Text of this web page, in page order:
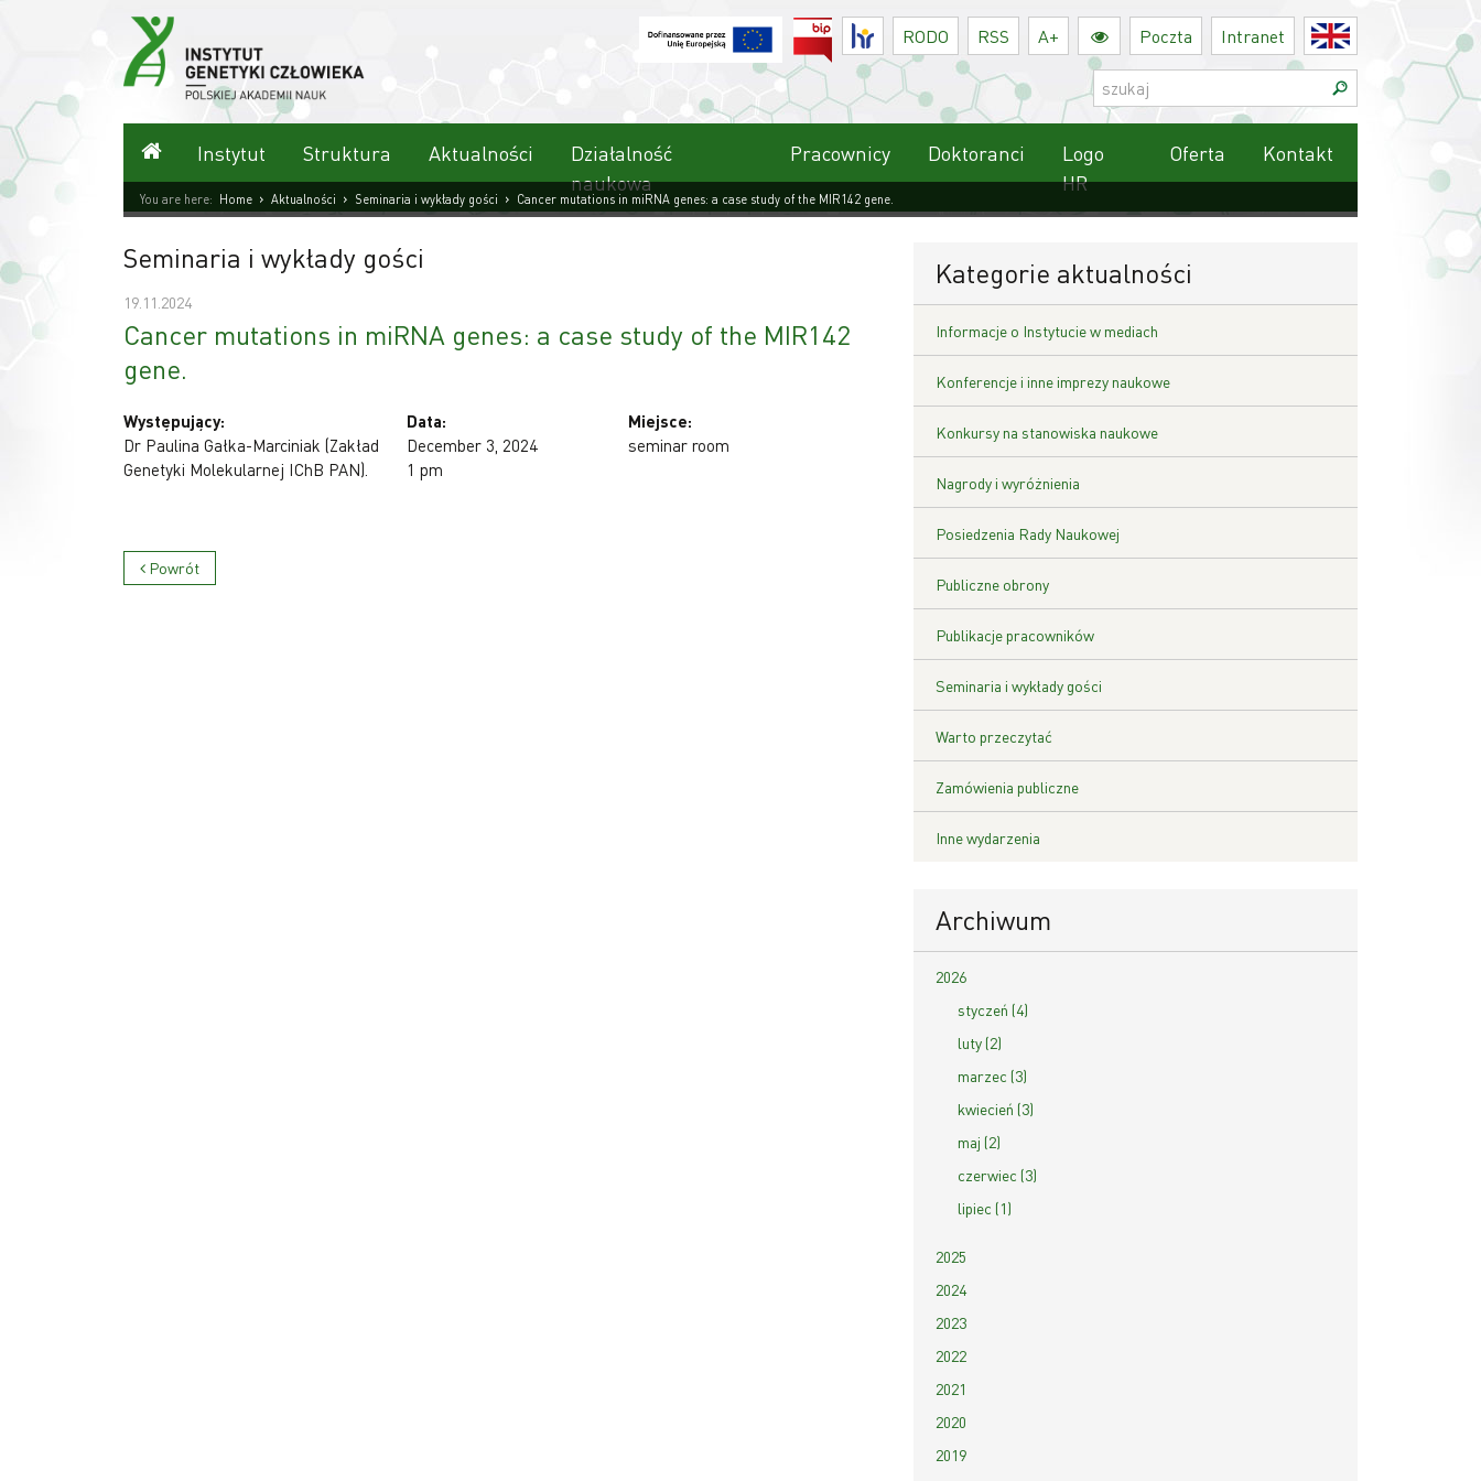
BIP HRRODO RSS A+ Poczta Intranet
Szukaj:
Strona główna
Instytut Struktura Aktualności
Działalność
naukowa
Pracownicy Doktoranci
Logo
HR
Oferta Kontakt
You are here: Home › Aktualności › Seminaria i wykłady gości › Cancer mutations in miRNA genes: a case study of the MIR142 gene.
Seminaria i wykłady gości
19.11.2024
Cancer mutations in miRNA genes: a case study of the MIR142
gene.
Występujący:
Dr Paulina Gałka-Marciniak (Zakład
Genetyki Molekularnej IChB PAN).
Data:
December 3, 2024
1 pm
Miejsce:
seminar room
Powrót
Kategorie aktualności
Informacje o Instytucie w mediach
Konferencje i inne imprezy naukowe
Konkursy na stanowiska naukowe
Nagrody i wyróżnienia
Posiedzenia Rady Naukowej
Publiczne obrony
Publikacje pracowników
Seminaria i wykłady gości
Warto przeczytać
Zamówienia publiczne
Inne wydarzenia
Archiwum
2026
styczeń (4)
luty (2)
marzec (3)
kwiecień (3)
maj (2)
czerwiec (3)
lipiec (1)
2025
2024
2023
2022
2021
2020
2019